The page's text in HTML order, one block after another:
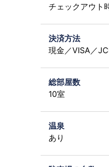
チェックアウト
決済方法
現金／VISA／
総部屋数
10室
温泉
あり